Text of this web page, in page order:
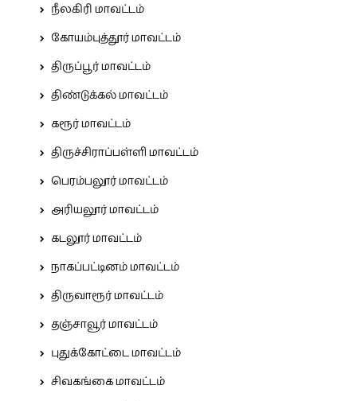
நீலகிரி மாவட்டம்
கோயம்புத்தூர் மாவட்டம்
திருப்பூர் மாவட்டம்
திண்டுக்கல் மாவட்டம்
கரூர் மாவட்டம்
திருச்சிராப்பள்ளி மாவட்டம்
பெரம்பலூர் மாவட்டம்
அரியலூர் மாவட்டம்
கடலூர் மாவட்டம்
நாகப்பட்டினம் மாவட்டம்
திருவாரூர் மாவட்டம்
தஞ்சாவூர் மாவட்டம்
புதுக்கோட்டை மாவட்டம்
சிவகங்கை மாவட்டம்